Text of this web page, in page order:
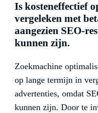
Is kosteneffectief
vergeleken met
aangezien SEO-
kunnen zijn.
Zoekmachine
op lange termijn in
advertenties, omdat
kunnen zijn. Door te